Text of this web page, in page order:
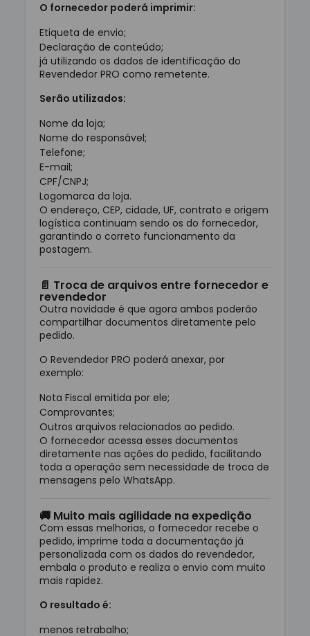
O fornecedor poderá imprimir:
Etiqueta de envio;
Declaração de conteúdo;
já utilizando os dados de identificação do
Revendedor PRO como remetente.
Serão utilizados:
Nome da loja;
Nome do responsável;
Telefone;
E-mail;
CPF/CNPJ;
Logomarca da loja.
O endereço, CEP, cidade, UF, contrato e origem
logística continuam sendo os do fornecedor,
garantindo o correto funcionamento da
postagem.
📄 Troca de arquivos entre fornecedor e
revendedor
Outra novidade é que agora ambos poderão
compartilhar documentos diretamente pelo
pedido.
O Revendedor PRO poderá anexar, por
exemplo:
Nota Fiscal emitida por ele;
Comprovantes;
Outros arquivos relacionados ao pedido.
O fornecedor acessa esses documentos
diretamente nas ações do pedido, facilitando
toda a operação sem necessidade de troca de
mensagens pelo WhatsApp.
🚚 Muito mais agilidade na expedição
Com essas melhorias, o fornecedor recebe o
pedido, imprime toda a documentação já
personalizada com os dados do revendedor,
embala o produto e realiza o envio com muito
mais rapidez.
O resultado é:
menos retrabalho;